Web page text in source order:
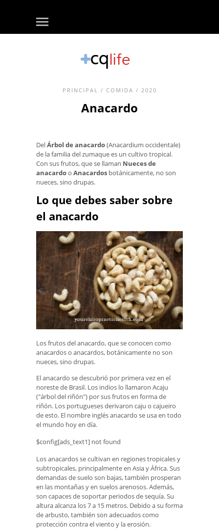
PRINCIPAL / COMIDA / 2020
Anacardo
DelÁrbol de anacardo(Anacardium occidentale)
de la familia del zumaque es un cultivo tropical.
Con sus frutos, que se llaman Nueces de
anacardoo Anacardos botánicamente, no son
nueces, sino drupas.
Lo que debes saber sobre
el anacardo
Los frutos del anacardo, que se conocen como
anacardos o anacardos, botánicamente no son
nueces, sino drupas.
El anacardo se descubrió por primera vez en el
noreste de Brasil. Los indios lo llamaron Acaju
("árbol del riñón") por sus frutos en forma de
riñón. Los portugueses derivaron caju o cajueiro
de esto. El nombre inglés anacardo se usa en todo
el mundo hoy en día.
$config[ads_text1] not found
Los anacardos se cultivan en regiones tropicales y
subtropicales, principalmente en Asia y África. Sus
demandas de suelo son bajas, también prosperan
en las montañas y en suelos arenosos. Además,
son capaces de soportar periodos de sequía. Su
altura alcanza los 7 a 15 metros. Debido a su forma
de arbusto, también son adecuados como
protección contra el viento y la erosión.